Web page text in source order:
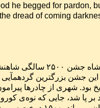
he begged for pardon,
dread of coming